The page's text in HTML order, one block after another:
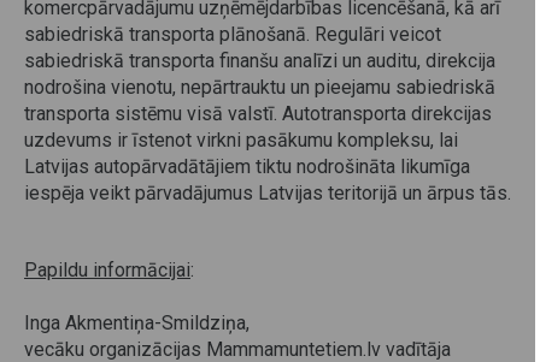
komercpārvadājumu uzņēmējdarbības licencēšanā, kā arī
sabiedriskā transporta plānošanā. Regulāri veicot
sabiedriskā transporta finanšu analīzi un auditu, direkcija
nodrošina vienotu, nepārtrauktu un pieejamu sabiedriskā
transporta sistēmu visā valstī. Autotransporta direkcijas
uzdevums ir īstenot virkni pasākumu kompleksu, lai
Latvijas autopārvadātājiem tiktu nodrošināta likumīga
iespēja veikt pārvadājumus Latvijas teritorijā un ārpus tās.
Papildu informācijai:
Inga Akmentiņa-Smildziņa,
vecāku organizācijas Mammamuntetiem.lv vadītāja